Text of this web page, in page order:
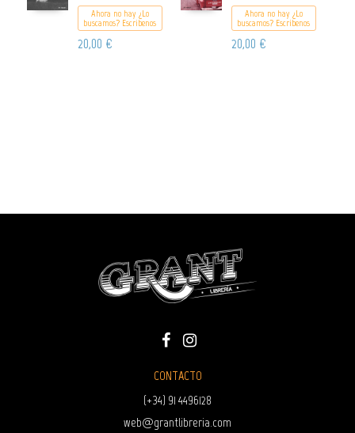
Ahora no hay ¿Lo
buscamos? Escribenos
20,00 €
Ahora no hay ¿Lo
buscamos? Escribenos
20,00 €
CONTACTO
(+34) 91 4496128
web@grantlibreria.com